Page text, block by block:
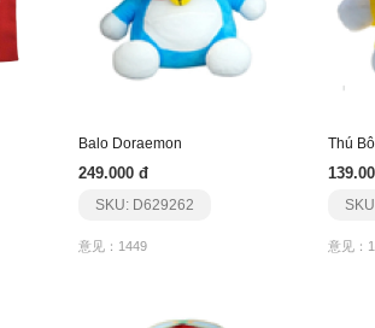
Balo Doraemon
249.000 đ
SKU: D629262
意见：1449
Thú
意见：